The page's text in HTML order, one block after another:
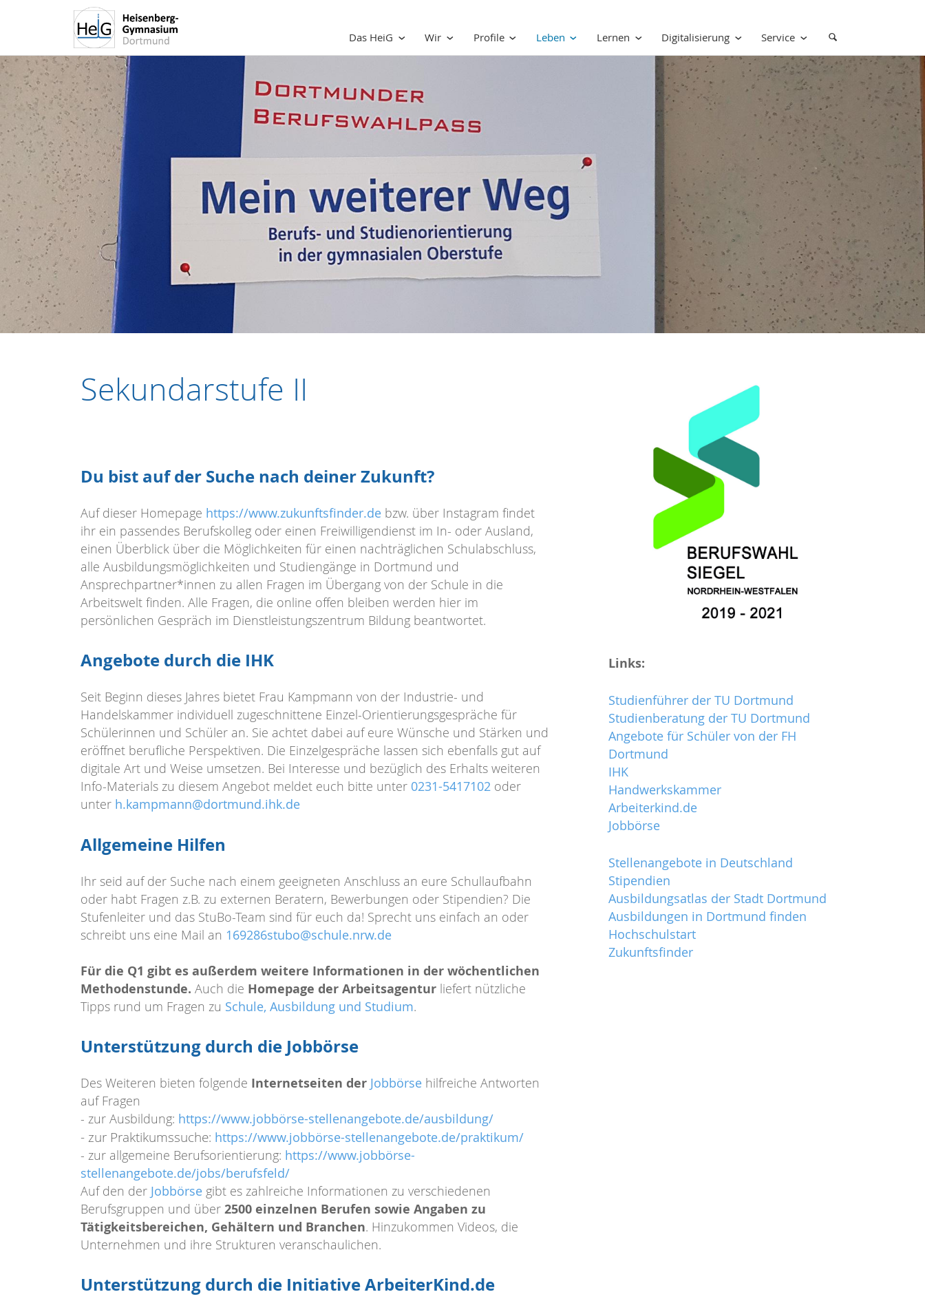
Das HeiG Wir Profile Leben Lernen Digitalisierung Service
Sekundarstufe II
Du bist auf der Suche nach deiner Zukunft?
Auf dieser Homepage https://www.zukunftsfinder.de bzw. über Instagram findet
ihr ein passendes Berufskolleg oder einen Freiwilligendienst im In- oder Ausland,
einen Überblick über die Möglichkeiten für einen nachträglichen Schulabschluss,
alle Ausbildungsmöglichkeiten und Studiengänge in Dortmund und
Ansprechpartner*innen zu allen Fragen im Übergang von der Schule in die
Arbeitswelt finden. Alle Fragen, die online offen bleiben werden hier im
persönlichen Gespräch im Dienstleistungszentrum Bildung beantwortet.
Angebote durch die IHK
Seit Beginn dieses Jahres bietet Frau Kampmann von der Industrie- und
Handelskammer individuell zugeschnittene Einzel-Orientierungsgespräche für
Schülerinnen und Schüler an. Sie achtet dabei auf eure Wünsche und Stärken und
eröffnet berufliche Perspektiven. Die Einzelgespräche lassen sich ebenfalls gut auf
digitale Art und Weise umsetzen. Bei Interesse und bezüglich des Erhalts weiteren
Info-Materials zu diesem Angebot meldet euch bitte unter 0231-5417102 oder
unter h.kampmann@dortmund.ihk.de
Allgemeine Hilfen
Ihr seid auf der Suche nach einem geeigneten Anschluss an eure Schullaufbahn
oder habt Fragen z.B. zu externen Beratern, Bewerbungen oder Stipendien? Die
Stufenleiter und das StuBo-Team sind für euch da! Sprecht uns einfach an oder
schreibt uns eine Mail an 169286stubo@schule.nrw.de
Für die Q1 gibt es außerdem weitere Informationen in der wöchentlichen
Methodenstunde. Auch die Homepage der Arbeitsagentur liefert nützliche
Tipps rund um Fragen zu Schule, Ausbildung und Studium.
Unterstützung durch die Jobbörse
Des Weiteren bieten folgende Internetseiten der Jobbörse hilfreiche Antworten
auf Fragen
- zur Ausbildung: https://www.jobbörse-stellenangebote.de/ausbildung/
- zur Praktikumssuche: https://www.jobbörse-stellenangebote.de/praktikum/
- zur allgemeine Berufsorientierung: https://www.jobbörse-
stellenangebote.de/jobs/berufsfeld/
Auf den der Jobbörse gibt es zahlreiche Informationen zu verschiedenen
Berufsgruppen und über 2500 einzelnen Berufen sowie Angaben zu
Tätigkeitsbereichen, Gehältern und Branchen. Hinzukommen Videos, die
Unternehmen und ihre Strukturen veranschaulichen.
Unterstützung durch die Initiative ArbeiterKind.de
Links:
Studienführer der TU Dortmund
Studienberatung der TU Dortmund
Angebote für Schüler von der FH
Dortmund
IHK
Handwerkskammer
Arbeiterkind.de
Jobbörse
Stellenangebote in Deutschland
Stipendien
Ausbildungsatlas der Stadt Dortmund
Ausbildungen in Dortmund finden
Hochschulstart
Zukunftsfinder